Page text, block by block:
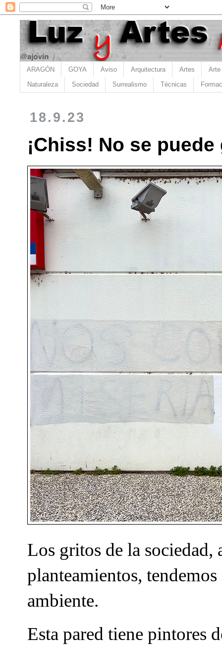
ARAGÓN GOYA Aviso Arquitectura Artes Arte
Naturaleza Sociedad Surrealismo Técnicas
18.9.23
¡Chiss! No se
Los gritos de la sociedad,
planteamientos,
ambiente.
Esta pared tiene pintores